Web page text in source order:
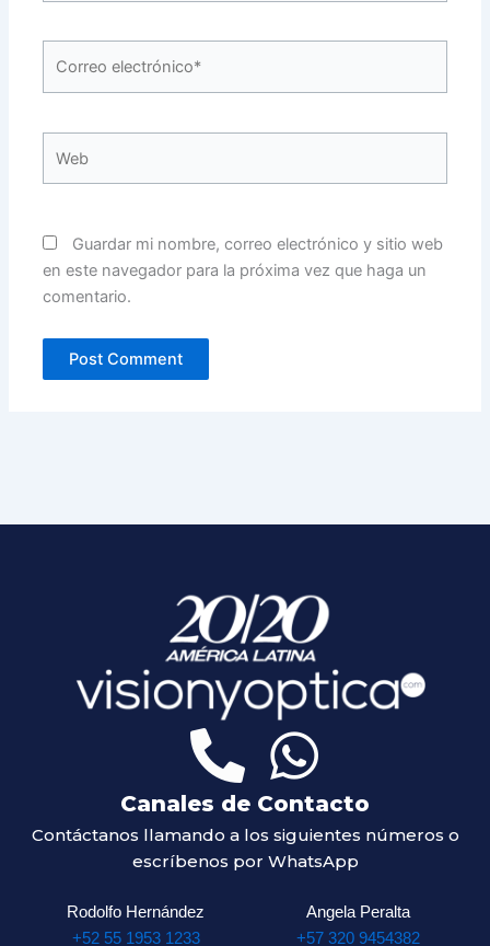
electrónico*
Guardar mi nombre, correo electrónico y sitio web
en este navegador para la próxima vez que haga un
comentario.
Canales de Contacto
Contáctanos llamando a los siguientes números o
escríbenos por WhatsApp
Rodolfo Hernández
+52 55 1953 1233
Angela Peralta
+57 320 9454382